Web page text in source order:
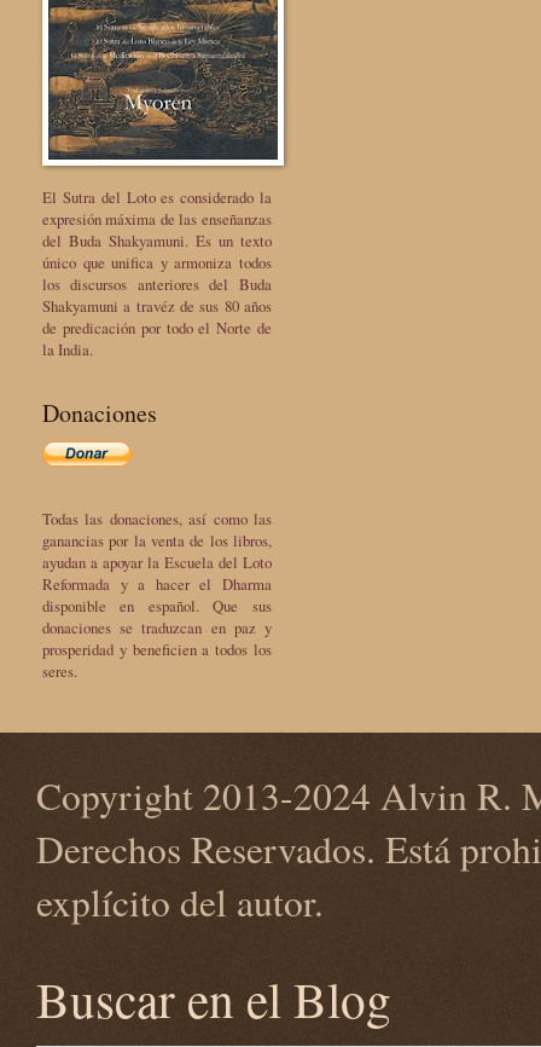
El Sutra del Loto es considerado la
expresión máxima de las enseñanzas
del Buda Shakyamuni. Es un texto
único que unifica y armoniza todos
los discursos anteriores del Buda
Shakyamuni a travéz de sus 80 años
de predicación por todo el Norte de
la India.
Donaciones
Todas las donaciones, así como las
ganancias por la venta de los libros,
ayudan a apoyar la Escuela del Loto
Reformada y a hacer el Dharma
disponible en español. Que sus
donaciones se traduzcan en paz y
prosperidad y beneficien a todos los
seres.
Copyright 2013-2024 Alvin R.
Derechos Reservados. Está
explícito del autor.
Buscar en el Blog